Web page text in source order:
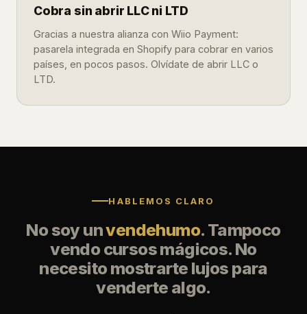
Cobra sin abrir LLC ni LTD
Gracias a nuestra alianza con Wiio Payment:
pasarela integrada en Shopify para cobrar en varios
países, en pocos pasos. Olvídate de abrir LLC o
LTD.
HABLEMOS CLARO
No soy unvendehumo. Tampoco
vendo cursos mágicos. No
necesito mostrarte lujos para
venderte algo.